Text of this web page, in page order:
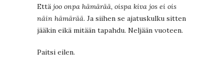
Että joo onpa hämärää, oispa kiva jos ei ois
näin hämärää. Ja siihen se ajatuskulku sitten
jääkin eikä mitään tapahdu. Neljään vuoteen.
Paitsi eilen.